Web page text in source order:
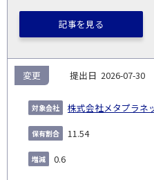
記事を見る
2026-07-30
株式会社メタプラネ
変更
11.54
0.6